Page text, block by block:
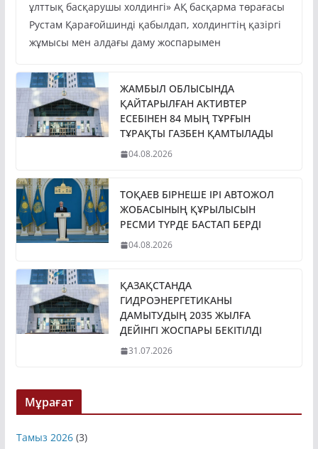
ұлттық басқарушы холдингі» АҚ басқарма төрағасы
Рустам Қарағойшинді қабылдап, холдингтің қазіргі
жұмысы мен алдағы даму жоспарымен
ЖАМБЫЛ ОБЛЫСЫНДА
ҚАЙТАРЫЛҒАН АКТИВТЕР
ЕСЕБІНЕН 84 МЫҢ ТҰРҒЫН
ТҰРАҚТЫ ГАЗБЕН ҚАМТЫЛАДЫ
04.08.2026
ТОҚАЕВ БІРНЕШЕ ІРІ АВТОЖОЛ
ЖОБАСЫНЫҢ ҚҰРЫЛЫСЫН
РЕСМИ ТҮРДЕ БАСТАП БЕРДІ
04.08.2026
ҚАЗАҚСТАНДА
ГИДРОЭНЕРГЕТИКАНЫ
ДАМЫТУДЫҢ 2035 ЖЫЛҒА
ДЕЙІНГІ ЖОСПАРЫ БЕКІТІЛДІ
31.07.2026
Мұрағат
Тамыз 2026(3)